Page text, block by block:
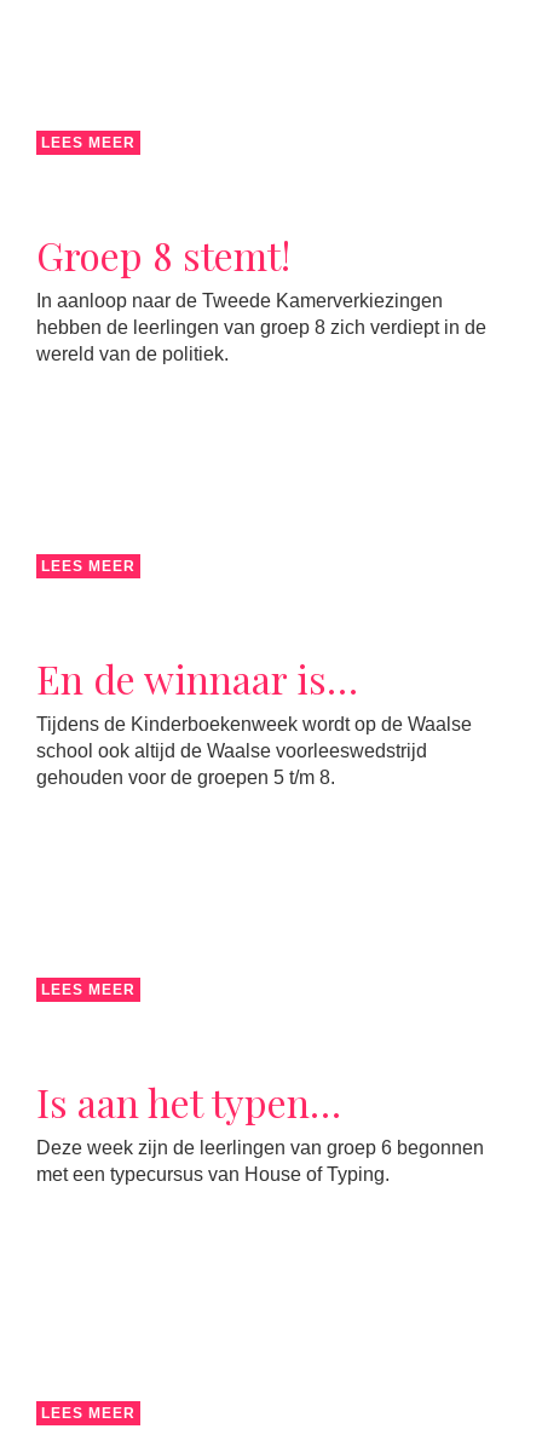
LEES MEER
Groep 8 stemt!
In aanloop naar de Tweede Kamerverkiezingen
hebben de leerlingen van groep 8 zich verdiept in de
wereld van de politiek.
LEES MEER
En de winnaar is…
Tijdens de Kinderboekenweek wordt op de Waalse
school ook altijd de Waalse voorleeswedstrijd
gehouden voor de groepen 5 t/m 8.
LEES MEER
Is aan het typen…
Deze week zijn de leerlingen van groep 6 begonnen
met een typecursus van House of Typing.
LEES MEER